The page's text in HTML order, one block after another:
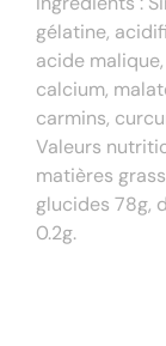
gélatine,
acide
calcium,
carmins,
Valeurs
matières
glucides 78g,
0.2g.